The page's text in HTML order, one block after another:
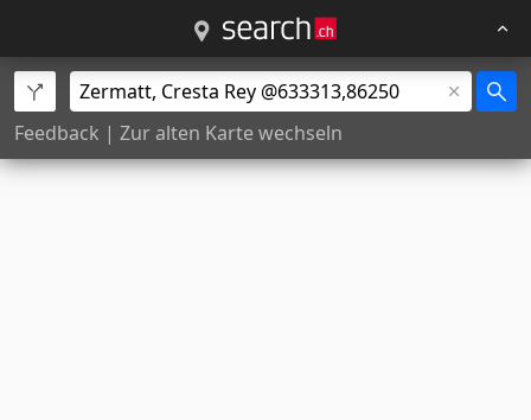
Feedback | Zur alten Karte wechseln